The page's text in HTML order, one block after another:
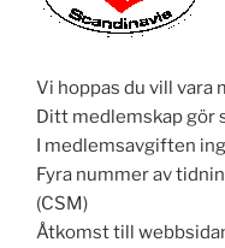
Vi hoppas du vill vara
Ditt medlemskap gör
I medlemsavgiften
Fyra nummer av
(CSM)
Åtkomst till